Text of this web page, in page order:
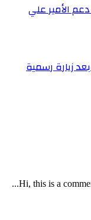
الأمير علي
زيارة رسمية
Hi, this is a